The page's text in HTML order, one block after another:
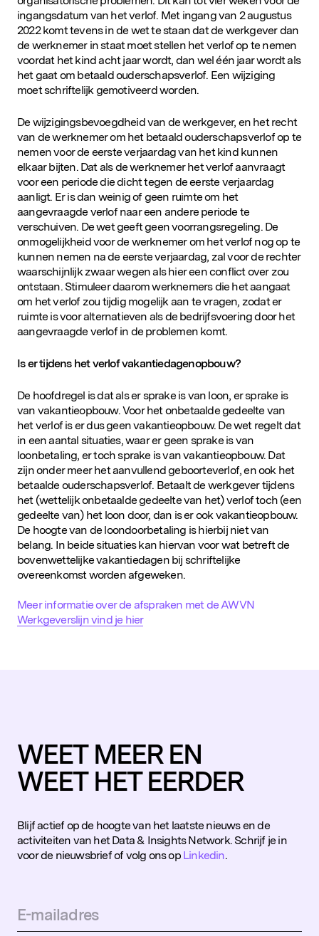
ingangsdatum van het verlof. Met ingang van 2 augustus
2022 komt tevens in de wet te staan dat de werkgever dan
de werknemer in staat moet stellen het verlof op te nemen
voordat het kind acht jaar wordt, dan wel één jaar wordt als
het gaat om betaald ouderschapsverlof. Een wijziging
moet schriftelijk gemotiveerd worden.
De wijzigingsbevoegdheid van de werkgever, en het recht
van de werknemer om het betaald ouderschapsverlof op te
nemen voor de eerste verjaardag van het kind kunnen
elkaar bijten. Dat als de werknemer het verlof aanvraagt
voor een periode die dicht tegen de eerste verjaardag
aanligt. Er is dan weinig of geen ruimte om het
aangevraagde verlof naar een andere periode te
verschuiven. De wet geeft geen voorrangsregeling. De
onmogelijkheid voor de werknemer om het verlof nog op te
kunnen nemen na de eerste verjaardag, zal voor de rechter
waarschijnlijk zwaar wegen als hier een conflict over zou
ontstaan. Stimuleer daarom werknemers die het aangaat
om het verlof zou tijdig mogelijk aan te vragen, zodat er
ruimte is voor alternatieven als de bedrijfsvoering door het
aangevraagde verlof in de problemen komt.
Is er tijdens het verlof vakantiedagenopbouw?
De hoofdregel is dat als er sprake is van loon, er sprake is
van vakantieopbouw. Voor het onbetaalde gedeelte van
het verlof is er dus geen vakantieopbouw. De wet regelt dat
in een aantal situaties, waar er geen sprake is van
loonbetaling, er toch sprake is van vakantieopbouw. Dat
zijn onder meer het aanvullend geboorteverlof, en ook het
betaalde ouderschapsverlof. Betaalt de werkgever tijdens
het (wettelijk onbetaalde gedeelte van het) verlof toch (een
gedeelte van) het loon door, dan is er ook vakantieopbouw.
De hoogte van de loondoorbetaling is hierbij niet van
belang. In beide situaties kan hiervan voor wat betreft de
bovenwettelijke vakantiedagen bij schriftelijke
overeenkomst worden afgeweken.
Meer informatie over de afspraken met de AWVN
Werkgeverslijn vind je hier
WEET MEER EN
WEET HET EERDER
Blijf actief op de hoogte van het laatste nieuws en de
activiteiten van het Data & Insights Network. Schrijf je in
voor de nieuwsbrief of volg ons op Linkedin.